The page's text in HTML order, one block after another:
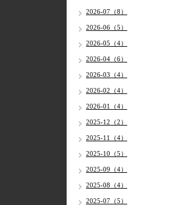
2026-07（8）
2026-06（5）
2026-05（4）
2026-04（6）
2026-03（4）
2026-02（4）
2026-01（4）
2025-12（2）
2025-11（4）
2025-10（5）
2025-09（4）
2025-08（4）
2025-07（5）